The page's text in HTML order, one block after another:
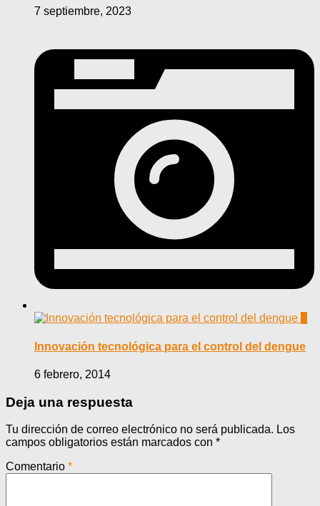
7 septiembre, 2023
Innovación tecnológica para el control del dengue
6 febrero, 2014
Deja una respuesta
Tu dirección de correo electrónico no será publicada. Los
campos obligatorios están marcados con *
Comentario *